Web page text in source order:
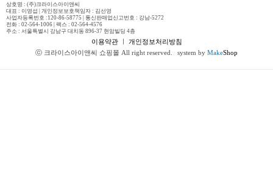
상호명 : (주)크라이스아이앤씨
대표 : 이영섭 | 개인정보보호책임자 : 김선영
사업자등록번호 :120-86-58775 | 통신판매업신고번호 : 강남-5272
전화 : 02-564-1006 | 팩스 : 02-564-4576
주소 : 서울특별시 강남구 대치동 896-37 현암빌딩 4층
이용약관ㅣ 개인정보처리방침
ⓒ 크라이스아이앤씨 쇼핑몰 All right reserved.
system by MakeShop